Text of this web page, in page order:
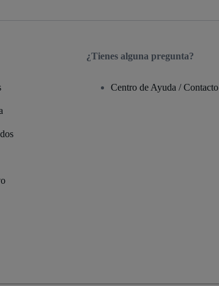
¿Tienes alguna pregunta?
Centro de Ayuda / Contacto